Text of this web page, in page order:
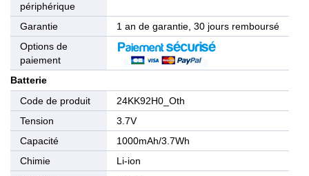
périphérique
Garantie
1 an de garantie, 30 jours remboursé
Options de
paiement
Batterie
Code de produit
24KK92H0_Oth
Tension
3.7V
Capacité
1000mAh/3.7Wh
Chimie
Li-ion